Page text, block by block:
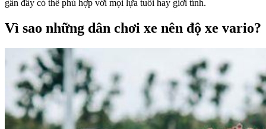
gần đây có thể phù hợp với mọi lựa tuổi hay giới tính.
Vì sao những dân chơi xe nên độ xe vario?